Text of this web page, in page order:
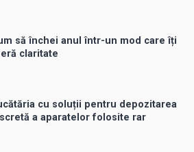
să închei anul într-un mod care îți
claritate
cu soluții pentru depozitarea
a aparatelor folosite rar